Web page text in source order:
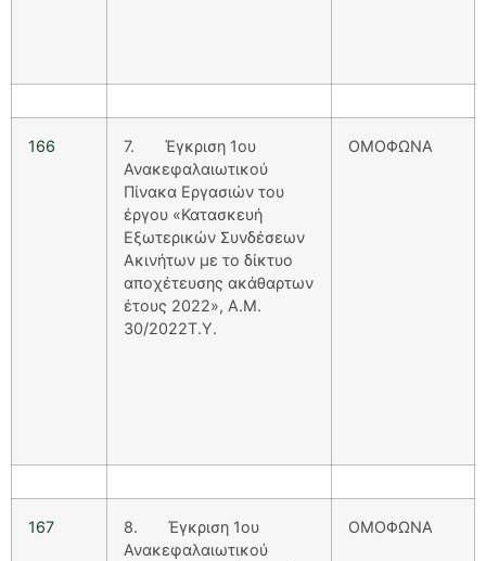
166
7. Έγκριση 1ου
Ανακεφαλαιωτικού
Πίνακα Εργασιών του
έργου «Κατασκευή
Εξωτερικών Συνδέσεων
Ακινήτων με το δίκτυο
αποχέτευσης ακάθαρτων
έτους 2022», Α.Μ.
30/2022Τ.Υ.
ΟΜΟΦΩΝΑ
167
8. Έγκριση 1ου
Ανακεφαλαιωτικού
ΟΜΟΦΩΝΑ